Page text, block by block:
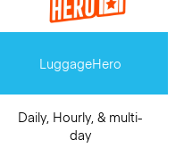
LuggageHero
Daily, Hourly, & multi-
day